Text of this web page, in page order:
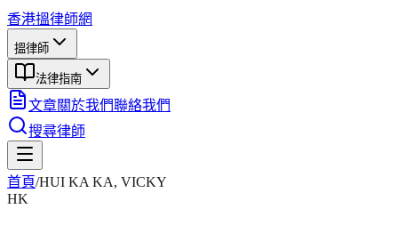
香港搵律師網
搵律師
法律指南
文章關於我們聯絡我們
搜尋律師
首頁/HUI KA KA, VICKY
HK